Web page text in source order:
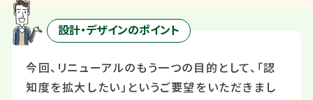
設計・デザインのポイント
今回、リニューアルのもう一つの目的として、「認
知度を拡大したい」というご要望をいただきまし